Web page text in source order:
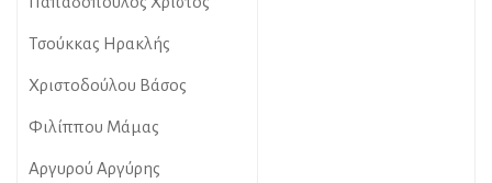
Τσούκκας Ηρακλής
Χριστοδούλου Βάσος
Φιλίππου Μάμας
Αργυρού Αργύρης